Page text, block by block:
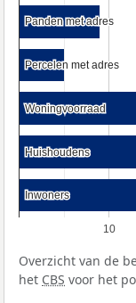
10
Panden met adres
Panden met adres
Percelen met adres
Percelen met adres
Woningvoorraad
Woningvoorraad
Huishoudens
Huishoudens
Inwoners
Inwoners
Overzicht van de
het CBS voor het